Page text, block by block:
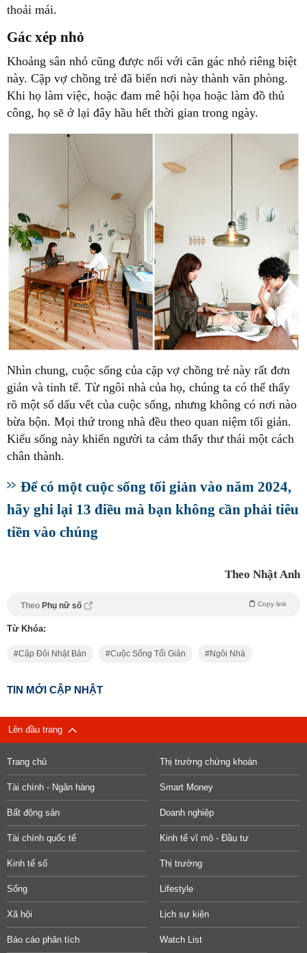
thoải mái.
Gác xép nhỏ
Khoảng sân nhỏ cũng được nối với căn gác nhỏ riêng biệt
này. Cặp vợ chồng trẻ đã biến nơi này thành văn phòng.
Khi họ làm việc, hoặc đam mê hội họa hoặc làm đồ thủ
công, họ sẽ ở lại đây hầu hết thời gian trong ngày.
Nhìn chung, cuộc sống của cặp vợ chồng trẻ này rất đơn
giản và tinh tế. Từ ngôi nhà của họ, chúng ta có thể thấy
rõ một số dấu vết của cuộc sống, nhưng không có nơi nào
bừa bộn. Mọi thứ trong nhà đều theo quan niệm tối giản.
Kiểu sống này khiến người ta cảm thấy thư thái một cách
chân thành.
Để có một cuộc sống tối giản vào năm 2024,
hãy ghi lại 13 điều mà bạn không cần phải tiêu
tiền vào chúng
Theo Nhật Anh
Theo Phụ nữ số Copy link
Từ Khóa:
Cặp Đôi Nhật Bản Cuộc Sống Tối Giản Ngôi Nhà
TIN MỚI CẬP NHẬT
Lên đầu trang
Trang chủ Thị trường chứng khoán
Tài chính - Ngân hàng Smart Money
Bất động sản Doanh nghiệp
Tài chính quốc tế Kinh tế vĩ mô - Đầu tư
Kinh tế số Thị trường
Sống Lifestyle
Xã hội Lịch sự kiện
Báo cáo phân tích Watch List